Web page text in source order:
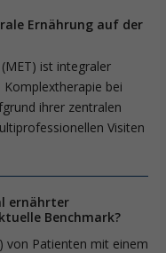
Ernährung auf der
ist integraler
bei
ihrer zentralen
Visiten
ernährter
Benchmark?
von Patienten mit einem